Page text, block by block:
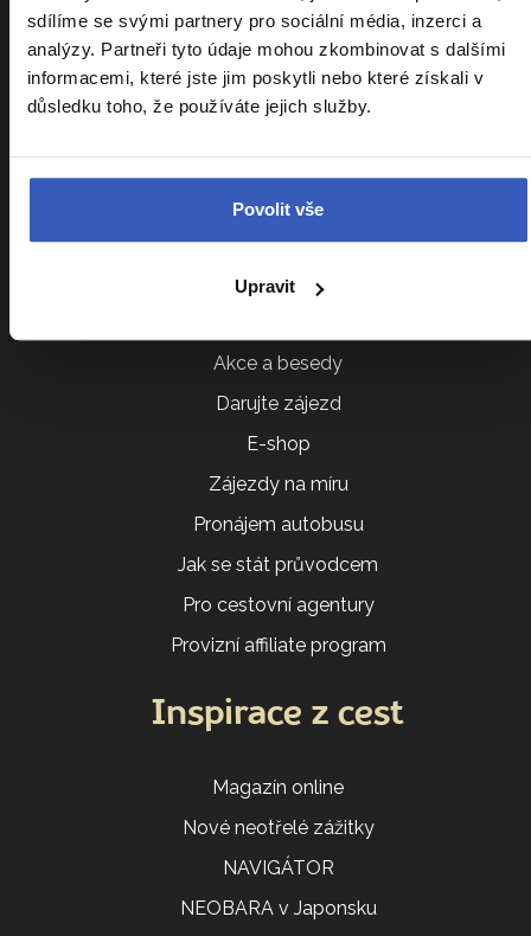
sdílíme se svými partnery pro sociální média, inzerci a
analýzy. Partneři tyto údaje mohou zkombinovat s dalšími
informacemi, které jste jim poskytli nebo které získali v
důsledku toho, že používáte jejich služby.
Povolit vše
Upravit
Sdílení pokoje
Parkování na letišti
VIP vyzvednutí u domu
Ptáte se nás
Všeobecné obchodní podmínky
Další služby
Akce a besedy
Darujte zájezd
E-shop
Zájezdy na míru
Pronájem autobusu
Jak se stát průvodcem
Pro cestovní agentury
Provizní affiliate program
Inspirace z cest
Magazín online
Nové neotřelé zážitky
NAVIGÁTOR
NEOBARA v Japonsku